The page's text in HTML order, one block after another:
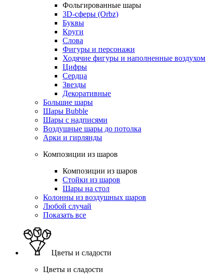
Фольгированные шары
3D-сферы (Orbz)
Буквы
Круги
Слова
Фигуры и персонажи
Ходячие фигуры и наполненные воздухом
Цифры
Сердца
Звезды
Декоративные
Большие шары
Шары Bubble
Шары с надписями
Воздушные шары до потолка
Арки и гирлянды
Композиции из шаров
Композиции из шаров
Стойки из шаров
Шары на стол
Колонны из воздушных шаров
Любой случай
Показать все
Цветы и сладости
Цветы и сладости